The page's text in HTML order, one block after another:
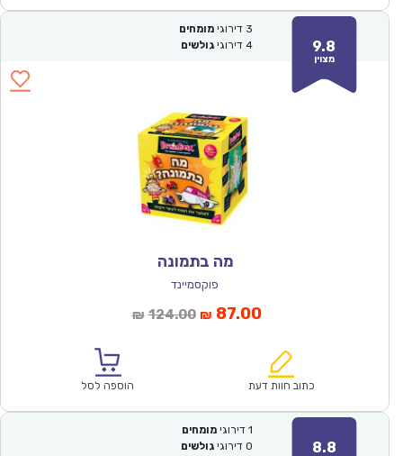
9.8
מצוין
3 דירוגי מומחים
4 דירוגי גולשים
מה בתמונה
פוקסמיינד
₪ 124.00המחיר
₪124.00.
₪ 87.00המחיר
הוא:
כתוב חוות דעת הוספה לסל
8.8
1 דירוגי מומחים
0 דירוגי גולשים